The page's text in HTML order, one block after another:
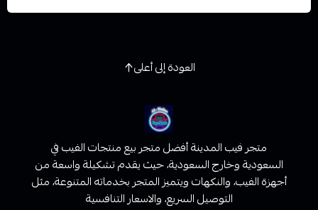
العودة إلى أعلى
متجر فيب المدينة أفضل متجر بيع منتجات الفيب في
السعودية وخارج السعودية، حيث يقدم تشكيلة واسعة من
أجهزة الفيب، والنكهات ويتميز المتجر بخدماته المتنوعة، مثل
التوصيل السريع، والاسعار التنافسية